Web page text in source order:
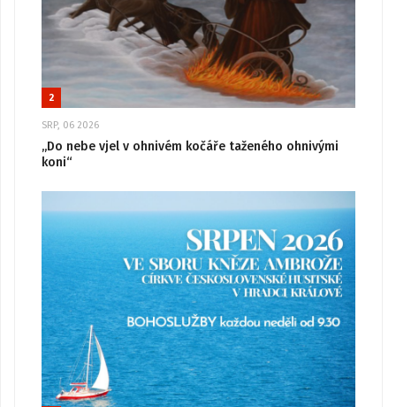
2
SRP, 06 2026
„Do nebe vjel v ohnivém kočáře taženého ohnivými
koni“